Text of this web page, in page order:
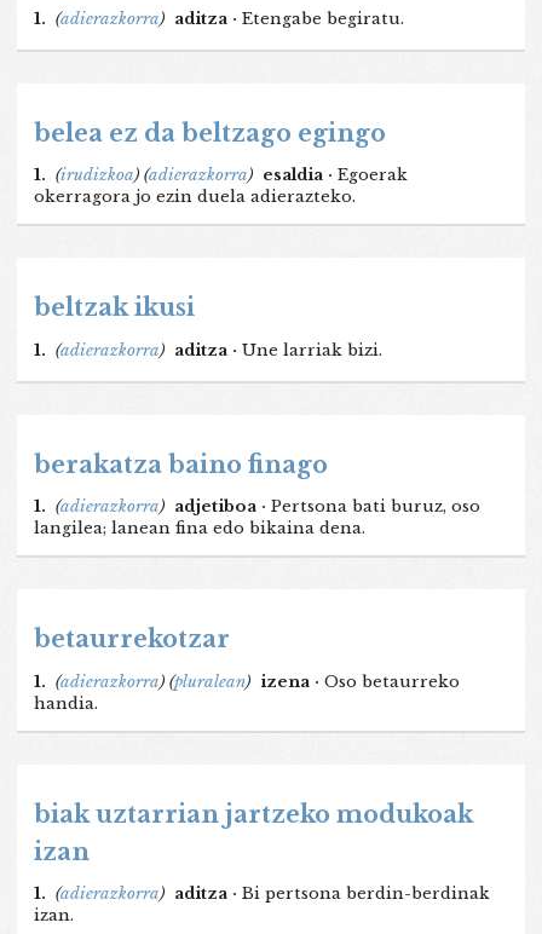
1. (adierazkorra) aditza · Etengabe begiratu.
belea ez da beltzago egingo
1. (irudizkoa) (adierazkorra) esaldia · Egoerak
okerragora jo ezin duela adierazteko.
beltzak ikusi
1. (adierazkorra) aditza · Une larriak bizi.
berakatza baino finago
1. (adierazkorra) adjetiboa · Pertsona bati buruz, oso
langilea; lanean fina edo bikaina dena.
betaurrekotzar
1. (adierazkorra) (pluralean) izena · Oso betaurreko
handia.
biak uztarrian jartzeko modukoak
izan
1. (adierazkorra) aditza · Bi pertsona berdin-berdinak
izan.